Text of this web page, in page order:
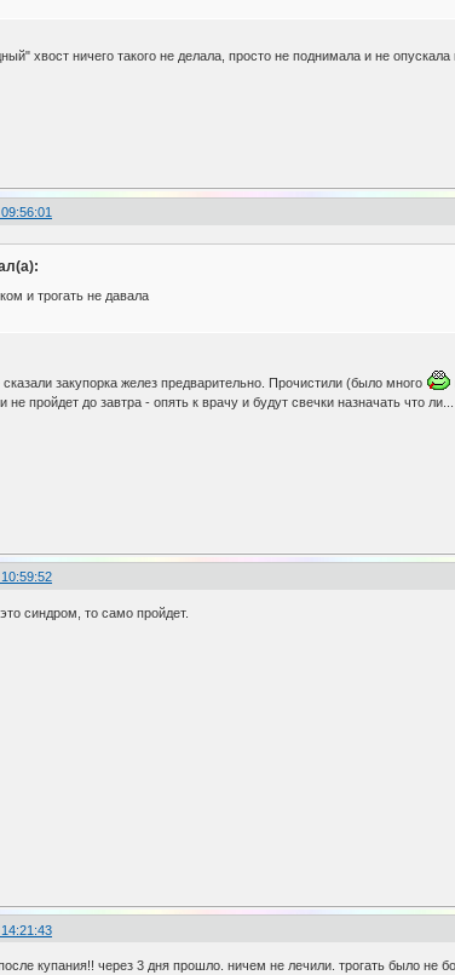
хвост ничего такого не делала, просто не поднимала и не
и трогать не давала
закупорка желез предварительно. Прочистили (было много
не пройдет до завтра - опять к врачу и будут свечки назначать что ли...
это синдром, то само пройдет.
купания!! через 3 дня прошло. ничем не лечили. трогать было не